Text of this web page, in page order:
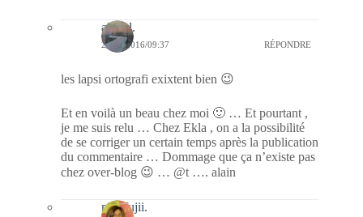
alain l.
26/03/2016/09:37 RÉPONDRE
les lapsi ortografi exixtent bien 😉
Et en voilà un beau chez moi 🙂 … Et pourtant ,
je me suis relu … Chez Ekla , on a la possibilité
de se corriger un certain temps après la publication
du commentaire … Dommage que ça n’existe pas
chez over-blog 😉 … @t …. alain
missfujii.